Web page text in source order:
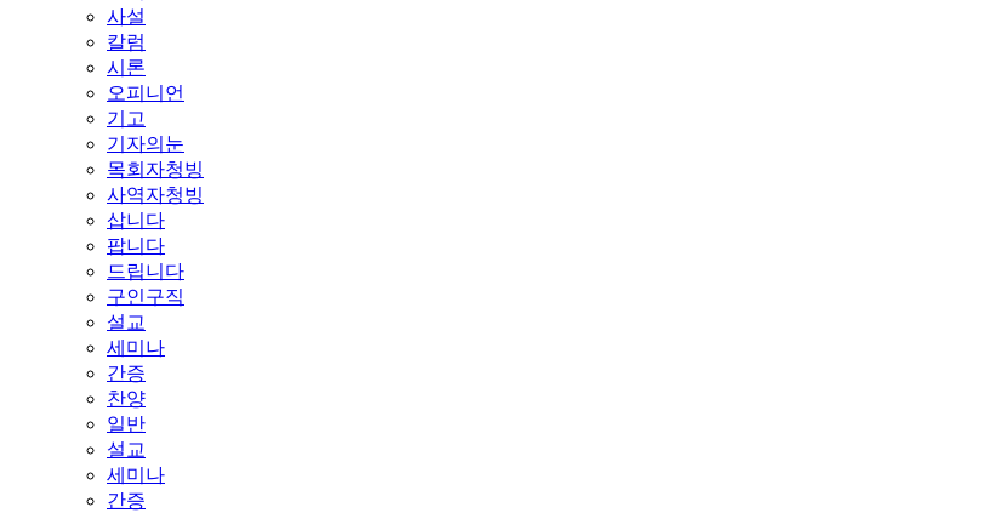
사설
칼럼
시론
오피니언
기고
기자의눈
목회자청빙
사역자청빙
삽니다
팝니다
드립니다
구인구직
설교
세미나
간증
찬양
일반
설교
세미나
간증